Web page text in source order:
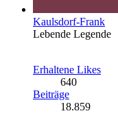
Kaulsdorf-Frank
Lebende Legende
Erhaltene Likes
640
Beiträge
18.859